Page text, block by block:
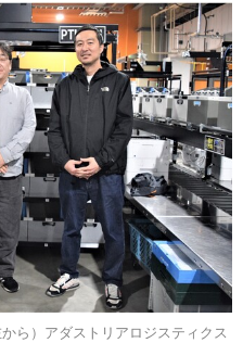
ら）アダストリアロジスティクス